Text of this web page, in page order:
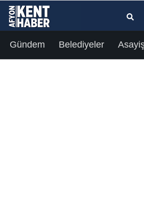
Gündem Belediyeler